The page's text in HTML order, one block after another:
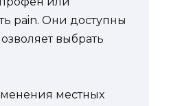
pain. Они доступны
выбрать
местных